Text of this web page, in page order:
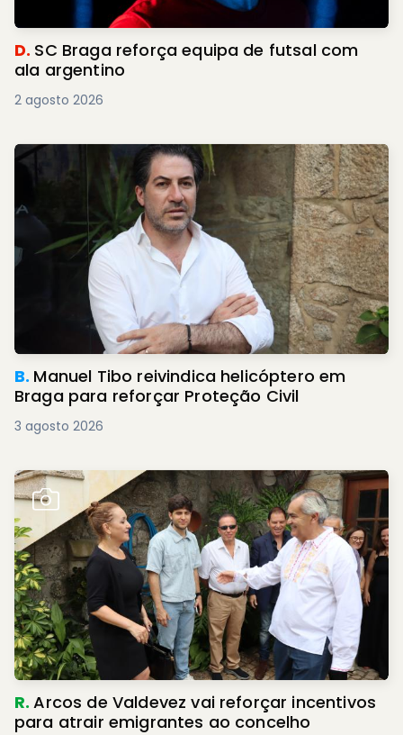
D. SC Braga reforça equipa de futsal com
ala argentino
2 agosto 2026
B. Manuel Tibo reivindica helicóptero em
Braga para reforçar Proteção Civil
3 agosto 2026
R.Arcos de Valdevez vai reforçar incentivos
para atrair emigrantes ao concelho